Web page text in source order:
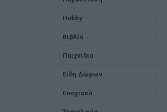
Hobby
Βιβλία
Παιχνίδια
Είδη Δώρων
Εποχιακά